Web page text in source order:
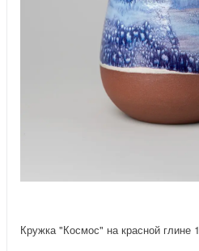
Кружка "Космос" на красной глине 1